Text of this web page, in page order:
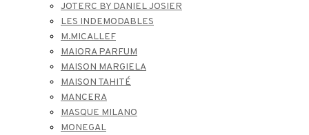
JOTERC BY DANIEL JOSIER
LES INDEMODABLES
M.MICALLEF
MAIORA PARFUM
MAISON MARGIELA
MAISON TAHITÉ
MANCERA
MASQUE MILANO
MONEGAL